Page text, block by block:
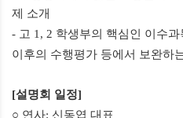
제 소개
- 고 1, 2 학생부의 핵심인 이수
이후의 수행평가 등에서 보완하
[설명회 일정]
○ 연사: 신동엽 대표